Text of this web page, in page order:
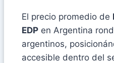
El precio promedio de
EDP en Argentina
argentinos,
accesible dentro del